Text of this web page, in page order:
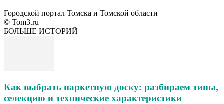
Городской портал Томска и Томской области
© Tom3.ru
БОЛЬШЕ ИСТОРИЙ
Как выбрать паркетную доску: разбираем типы,
селекцию и технические характеристики